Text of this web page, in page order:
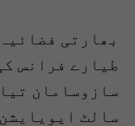
بھارتی
طیارے فرانس
سازوسامان
سالٹ